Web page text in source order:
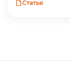
Статья